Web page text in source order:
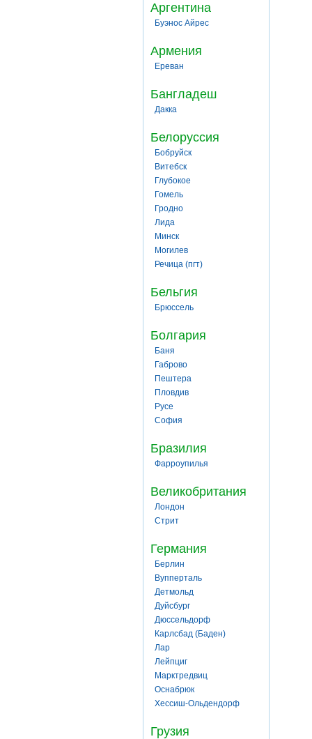
Аргентина
Буэнос Айрес
Армения
Ереван
Бангладеш
Дакка
Белоруссия
Бобруйск
Витебск
Глубокое
Гомель
Гродно
Лида
Минск
Могилев
Речица (пгт)
Бельгия
Брюссель
Болгария
Баня
Габрово
Пештера
Пловдив
Русе
София
Бразилия
Фарроупилья
Великобритания
Лондон
Стрит
Германия
Берлин
Вупперталь
Детмольд
Дуйсбург
Дюссельдорф
Карлсбад (Баден)
Лар
Лейпциг
Марктредвиц
Оснабрюк
Хессиш-Ольдендорф
Грузия